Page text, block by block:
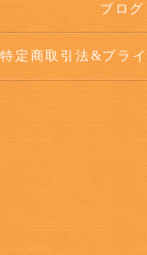
ブログ